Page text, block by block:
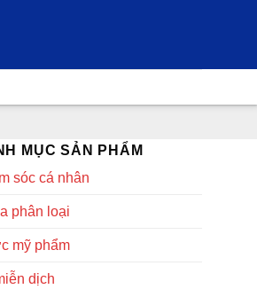
MỤC SẢN PHẨM
sóc cá nhân
phân loại
mỹ phẩm
dịch